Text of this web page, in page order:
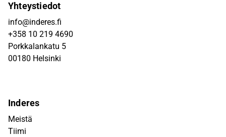
Yhteystiedot
info@inderes.fi
+358 10 219 4690
Porkkalankatu 5
00180 Helsinki
Inderes
Meistä
Tiimi